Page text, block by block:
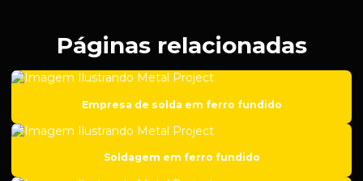
Empresa de solda em aço carbono
Empresa de solda em ferro fundido
Páginas relacionadas
Empresa de solda em ferro fundido
Soldagem em ferro fundido